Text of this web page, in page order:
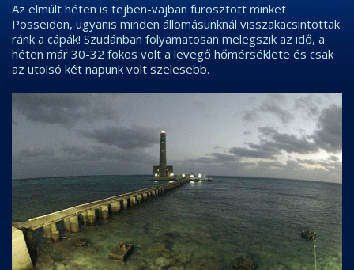
Az elmúlt héten is tejben-vajban fürösztött minket
Posseidon, ugyanis minden állomásunknál visszakacsintottak
ránk a cápák! Szudánban folyamatosan melegszik az idő, a
héten már 30-32 fokos volt a levegő hőmérséklete és csak
az utolsó két napunk volt szelesebb.